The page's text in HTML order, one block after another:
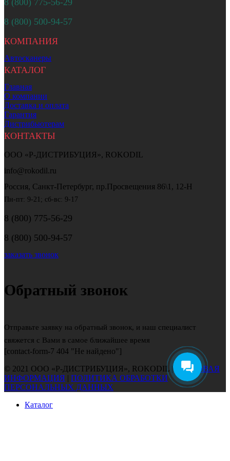
8 (800) 500-94-57
КОМПАНИЯ
Автосканеры
КАТАЛОГ
Главная
О компании
Доставка и оплата
Гарантия
Дистрибьютерам
КОНТАКТЫ
ООО «Р-ДИСТРИБУЦИЯ», ROKODIL
info@rokodil.ru
Россия, Санкт-Петербург, пр.Просвещения 86\1, 12-Н
Пн-пт: 9-21; сб-вс: 9-17
8 (800) 775-56-29
8 (800) 500-94-57
заказать звонок
Обратный звонок
Отправьте заявку на обратный звонок, и наш специалист
свяжется с Вами в самое ближайшее время
[contact-form-7 404 "Не найдено"]
© 2021 ООО «Р-ДИСТРИБУЦИЯ», ROKODIL |
ПРАВОВАЯ
ИНФОРМАЦИЯ | ПОЛИТИКА ОБРАБОТКИ
ПЕРСОНАЛЬНЫХ ДАННЫХ
Каталог